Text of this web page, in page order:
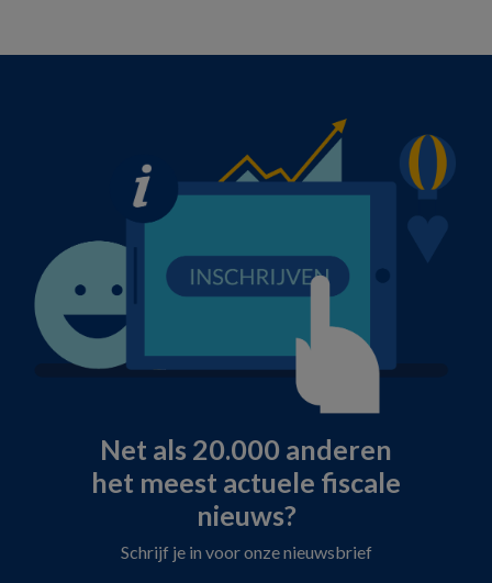
Net als 20.000 anderen
het meest actuele fiscale
nieuws?
Schrijf je in voor onze nieuwsbrief